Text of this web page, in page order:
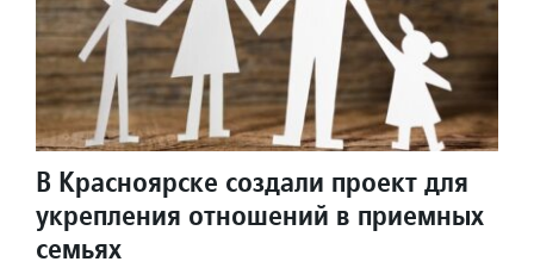
В Красноярске создали проект для
укрепления отношений в приемных
семьях